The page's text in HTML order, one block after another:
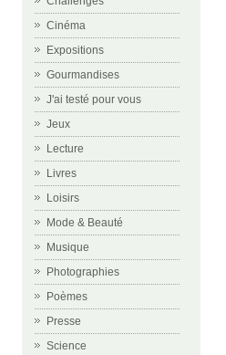
Cinéma
Expositions
Gourmandises
J'ai testé pour vous
Jeux
Lecture
Livres
Loisirs
Mode & Beauté
Musique
Photographies
Poèmes
Presse
Science